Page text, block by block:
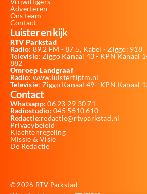
Adverteren
Ons team
Contact
Luister en kijk
RTV Parkstad
Radio: 89,2 FM - 87,5, Kabel - Ziggo: 918
Televisie: Ziggo Kanaal 43 - KPN Kanaal
882
Omroep Landgraaf
Radio: www.luistertipfm.nl
Televisie: Ziggo Kanaal 49 - KPN Kanaal
Contact
Whatsapp: 06 23 29 30 71
Radiostudio: 045 5610 610
Redactie:redactie@rtvparkstad.nl
Privacybeleid
Klachtenregeling
Missie & Visie
De Redactie
© 2026 RTV Parkstad